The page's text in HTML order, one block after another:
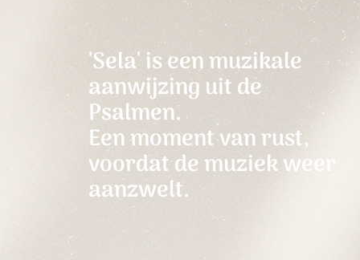
'Sela' is een muzikale
aanwijzing uit de
Psalmen.
Een moment van rust,
voordat de muziek weer
aanzwelt.